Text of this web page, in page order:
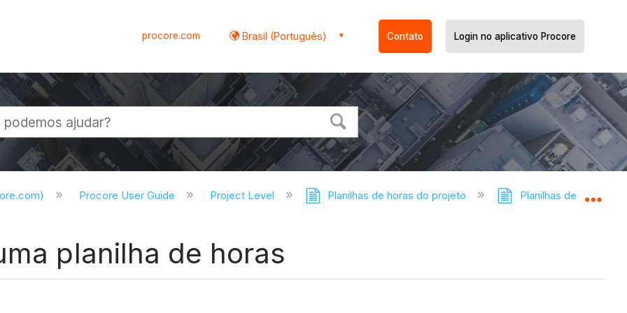
procore.com Brasil (Português) Contato Login no aplicativo Procore
Procore User Guide Project Level Planilhas de horas do projeto Planilhas de horas
planilha de horas